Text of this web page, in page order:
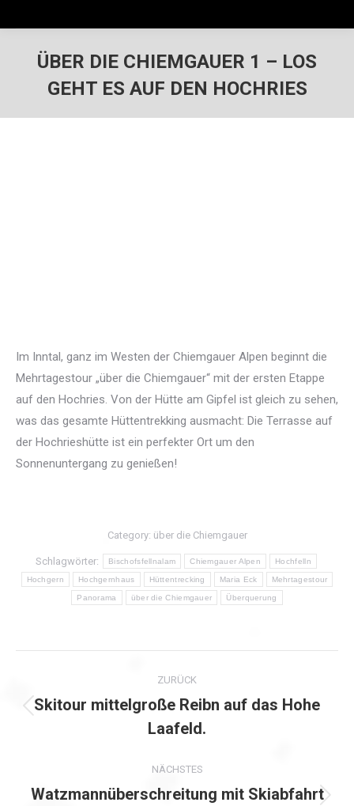
ÜBER DIE CHIEMGAUER 1 – LOS
GEHT ES AUF DEN HOCHRIES
Im Inntal, ganz im Westen der Chiemgauer Alpen beginnt die
Mehrtagestour „über die Chiemgauer“ mit der ersten Etappe
auf den Hochries. Von der Hütte am Gipfel ist gleich zu sehen,
was das gesamte Hüttentrekking ausmacht: Die Terrasse auf
der Hochrieshütte ist ein perfekter Ort um den
Sonnenuntergang zu genießen!
Category: über die Chiemgauer
Schlagwörter: Bischofsfellnalam Chiemgauer Alpen Hochfelln
Hochgern Hochgernhaus Hüttentrecking Maria Eck Mehrtagestour
Panorama über die Chiemgauer Überquerung
Kommentarnavigation
ZURÜCK
Vorheriger
Beitrag:
Skitour mittelgroße Reibn auf das Hohe
Laafeld.
NÄCHSTES
Watzmannüberschreitung mit Skiabfahrt